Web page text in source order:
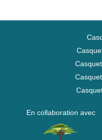
En collaboration avec